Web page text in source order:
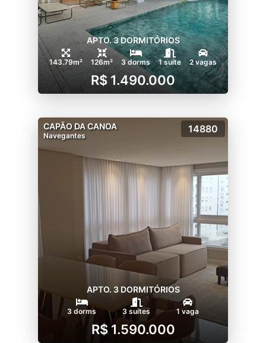
APTO. 3 DORMITÓRIOS
143.79m² 126m² 3 dorms 1 suíte 2 vagas
R$ 1.490.000
CAPÃO DA CANOA
Navegantes
14880
APTO. 3 DORMITÓRIOS
3 dorms 3 suítes 1 vaga
R$ 1.590.000